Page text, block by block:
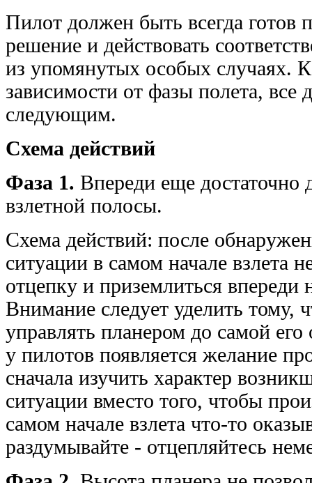
Пилот должен быть всегда готов
решение и действовать
из упомянутых особых случаях.
зависимости от фазы полета, все
следующим.
Схема действий
Фаза 1. Впереди еще достаточно
взлетной полосы.
Схема действий: после
ситуации в самом начале взлета
отцепку и приземлиться впереди
Внимание следует уделить тому,
управлять планером до самой
у пилотов появляется желание
сначала изучить характер
ситуации вместо того, чтобы
самом начале взлета что-то
раздумывайте - отцепляйтесь